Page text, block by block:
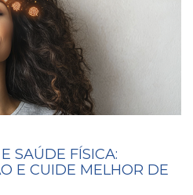
SAÚDE FÍSICA:
E CUIDE MELHOR DE